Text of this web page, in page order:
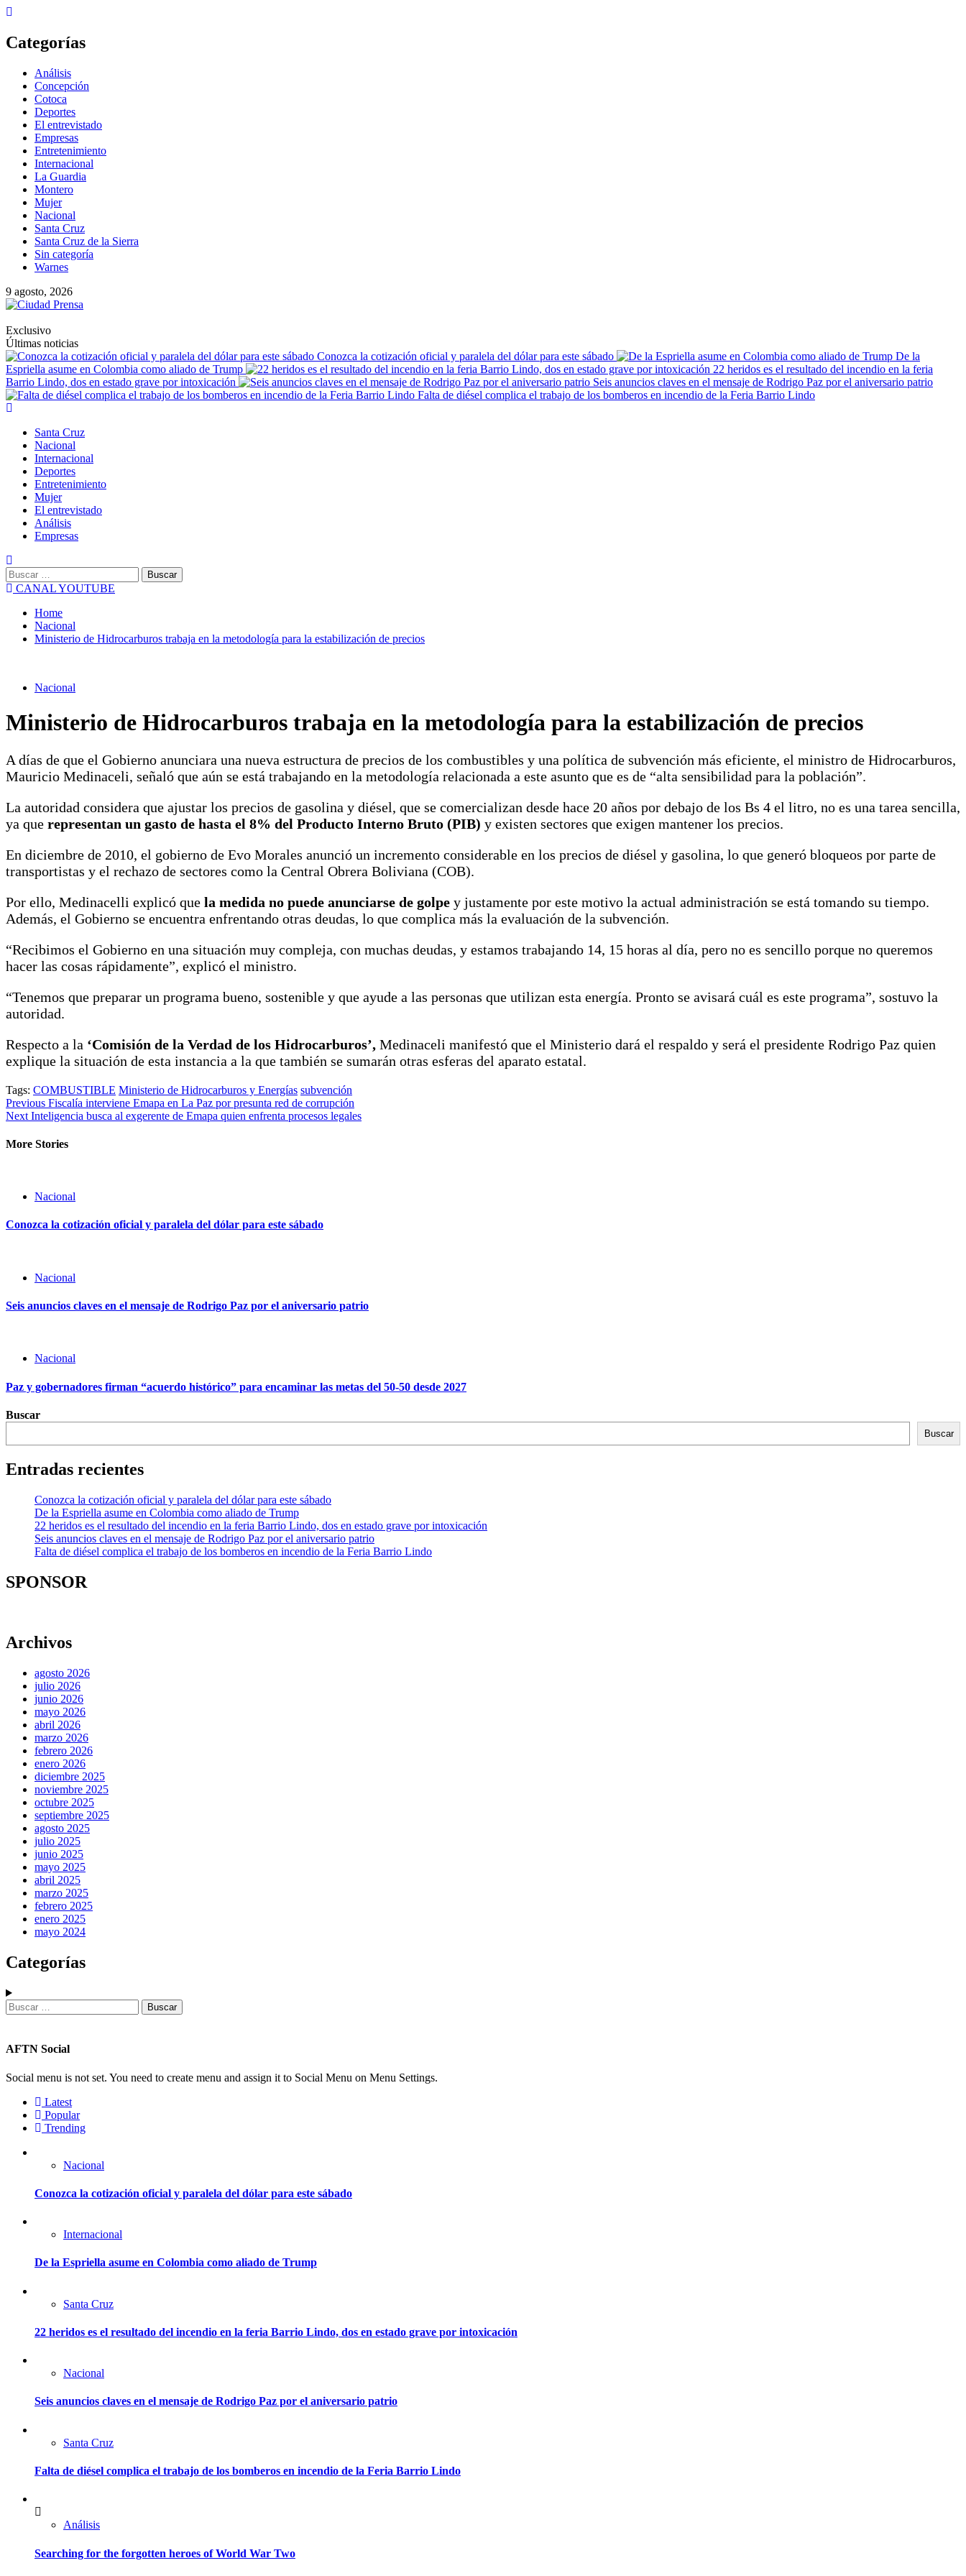
Categorías
Análisis
Concepción
Cotoca
Deportes
El entrevistado
Empresas
Entretenimiento
Internacional
La Guardia
Montero
Mujer
Nacional
Santa Cruz
Santa Cruz de la Sierra
Sin categoría
Warnes
9 agosto, 2026
Exclusivo
Últimas noticias
Conozca la cotización oficial y paralela del dólar para este sábado
De la
Espriella asume en Colombia como aliado de Trump
22 heridos es el resultado del incendio en la feria
Barrio Lindo, dos en estado grave por intoxicación
Seis anuncios claves en el mensaje de Rodrigo Paz por el aniversario patrio
Falta de diésel complica el trabajo de los bomberos en incendio de la Feria Barrio Lindo
Santa Cruz
Nacional
Internacional
Deportes
Entretenimiento
Mujer
El entrevistado
Análisis
Empresas
CANAL YOUTUBE
Home
Nacional
Ministerio de Hidrocarburos trabaja en la metodología para la estabilización de precios
Nacional
Ministerio de Hidrocarburos trabaja en la metodología para la estabilización de precios
A días de que el Gobierno anunciara una nueva estructura de precios de los combustibles y una política de subvención más eficiente, el ministro de Hidrocarburos,
Mauricio Medinaceli, señaló que aún se está trabajando en la metodología relacionada a este asunto que es de “alta sensibilidad para la población”.
La autoridad considera que ajustar los precios de gasolina y diésel, que se comercializan desde hace 20 años por debajo de los Bs 4 el litro, no es una tarea sencilla,
ya que representan un gasto de hasta el 8% del Producto Interno Bruto (PIB) y existen sectores que exigen mantener los precios.
En diciembre de 2010, el gobierno de Evo Morales anunció un incremento considerable en los precios de diésel y gasolina, lo que generó bloqueos por parte de
transportistas y el rechazo de sectores como la Central Obrera Boliviana (COB).
Por ello, Medinacelli explicó que la medida no puede anunciarse de golpe y justamente por este motivo la actual administración se está tomando su tiempo.
Además, el Gobierno se encuentra enfrentando otras deudas, lo que complica más la evaluación de la subvención.
“Recibimos el Gobierno en una situación muy compleja, con muchas deudas, y estamos trabajando 14, 15 horas al día, pero no es sencillo porque no queremos
hacer las cosas rápidamente”, explicó el ministro.
“Tenemos que preparar un programa bueno, sostenible y que ayude a las personas que utilizan esta energía. Pronto se avisará cuál es este programa”, sostuvo la
autoridad.
Respecto a la ‘Comisión de la Verdad de los Hidrocarburos’, Medinaceli manifestó que el Ministerio dará el respaldo y será el presidente Rodrigo Paz quien
explique la situación de esta instancia a la que también se sumarán otras esferas del aparato estatal.
Tags: COMBUSTIBLE Ministerio de Hidrocarburos y Energías subvención
Previous Fiscalía interviene Emapa en La Paz por presunta red de corrupción
Next Inteligencia busca al exgerente de Emapa quien enfrenta procesos legales
More Stories
Nacional
Conozca la cotización oficial y paralela del dólar para este sábado
Nacional
Seis anuncios claves en el mensaje de Rodrigo Paz por el aniversario patrio
Nacional
Paz y gobernadores firman “acuerdo histórico” para encaminar las metas del 50-50 desde 2027
Buscar
Buscar
Entradas recientes
Conozca la cotización oficial y paralela del dólar para este sábado
De la Espriella asume en Colombia como aliado de Trump
22 heridos es el resultado del incendio en la feria Barrio Lindo, dos en estado grave por intoxicación
Seis anuncios claves en el mensaje de Rodrigo Paz por el aniversario patrio
Falta de diésel complica el trabajo de los bomberos en incendio de la Feria Barrio Lindo
SPONSOR
Archivos
agosto 2026
julio 2026
junio 2026
mayo 2026
abril 2026
marzo 2026
febrero 2026
enero 2026
diciembre 2025
noviembre 2025
octubre 2025
septiembre 2025
agosto 2025
julio 2025
junio 2025
mayo 2025
abril 2025
marzo 2025
febrero 2025
enero 2025
mayo 2024
Categorías
AFTN Social
Social menu is not set. You need to create menu and assign it to Social Menu on Menu Settings.
Latest
Popular
Trending
Nacional
Conozca la cotización oficial y paralela del dólar para este sábado
Internacional
De la Espriella asume en Colombia como aliado de Trump
Santa Cruz
22 heridos es el resultado del incendio en la feria Barrio Lindo, dos en estado grave por intoxicación
Nacional
Seis anuncios claves en el mensaje de Rodrigo Paz por el aniversario patrio
Santa Cruz
Falta de diésel complica el trabajo de los bomberos en incendio de la Feria Barrio Lindo
Análisis
Searching for the forgotten heroes of World War Two